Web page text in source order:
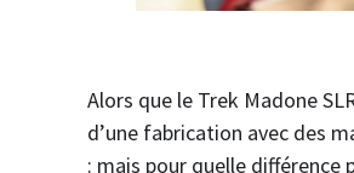
Alors que le Trek Madone
d’une fabrication avec des
: mais pour quelle